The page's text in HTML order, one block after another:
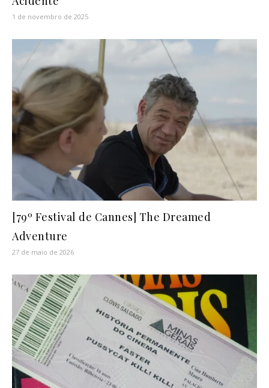
1 de novembro de 2025
[79º Festival de Cannes] The Dreamed
Adventure
27 de maio de 2026